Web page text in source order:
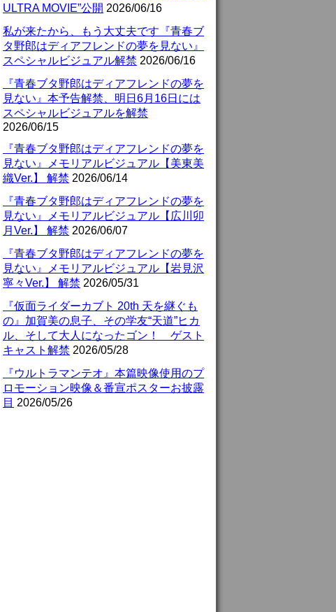
ULTRA MOVIE”公開 2026/06/16
私が来たから、もう大丈夫です『青春ブ
タ野郎はディアフレンドの夢を見ない』
スペシャルビジュアル解禁 2026/06/16
『青春ブタ野郎はディアフレンドの夢を
見ない』本予告解禁、明日6月16日には
スペシャルビジュアルを解禁
2026/06/15
『青春ブタ野郎はディアフレンドの夢を
見ない』メモリアルビジュアル【美東美
織Ver.】 解禁 2026/06/14
『青春ブタ野郎はディアフレンドの夢を
見ない』メモリアルビジュアル【広川卯
月Ver.】 解禁 2026/06/07
『青春ブタ野郎はディアフレンドの夢を
見ない』メモリアルビジュアル【岩見沢
寧々Ver.】 解禁 2026/05/31
『仮面ライダーカブト 20th 天を継ぐも
の』加賀美の息子、その学友“天道”ヒカ
ル、そして大人になったゴン！ ゲスト
キャスト解禁 2026/05/28
『ウルトラマンテオ』本篇映像使用のプ
ロモーション映像＆番宣ポスターお披露
目 2026/05/26